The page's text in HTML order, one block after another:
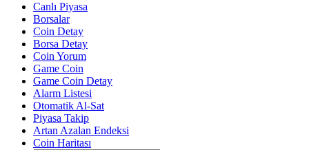
Canlı Piyasa
Borsalar
Coin Detay
Borsa Detay
Coin Yorum
Game Coin
Game Coin Detay
Alarm Listesi
Otomatik Al-Sat
Piyasa Takip
Artan Azalan Endeksi
Coin Haritası